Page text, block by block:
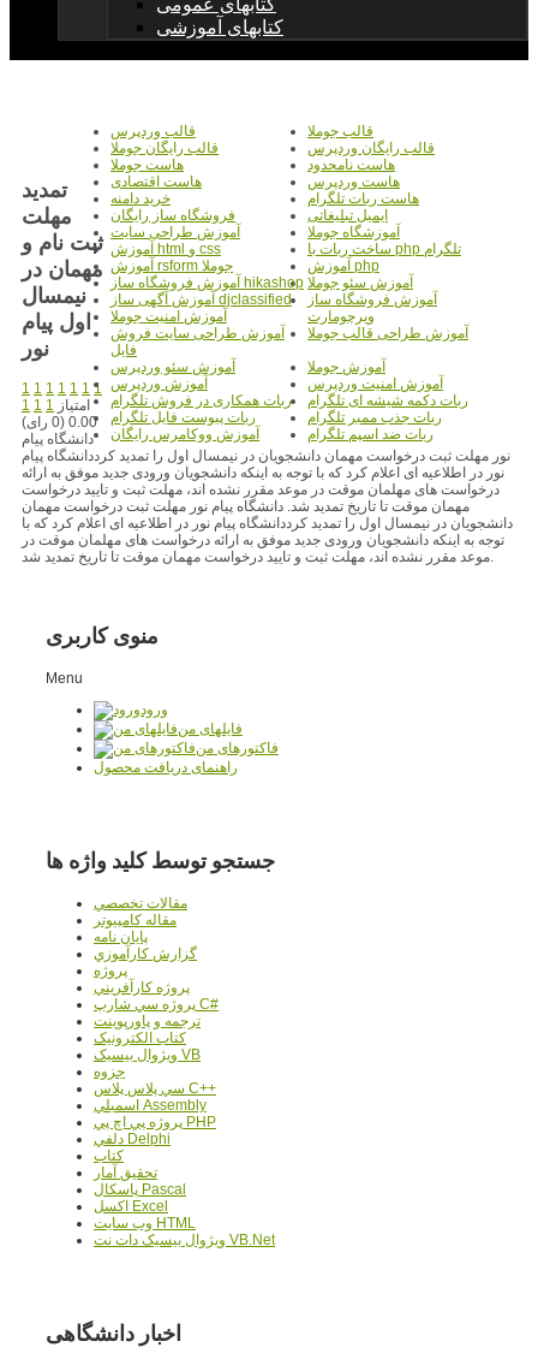
کتابهای عمومی
کتابهای آموزشی
قالب جوملا
قالب وردپرس
قالب رایگان وردپرس
قالب رایگان جوملا
هاست نامحدود
هاست جوملا
هاست وردپرس
هاست اقتصادی
هاست ربات تلگرام
خرید دامنه
ایمیل تبلیغاتی
فروشگاه ساز رایگان
آموزشگاه جوملا
آموزش طراحی سایت
ساخت ربات با php تلگرام
آموزش html و css
آموزش php
آموزش rsform جوملا
آموزش سئو جوملا آموزش فروشگاه ساز hikashop
آموزش فروشگاه ساز
ویرچومارت
آموزش آگهی ساز djclassified
آموزش امنیت جوملا
آموزش طراحی قالب جوملا
آموزش طراحی سایت فروش
فایل
آموزش جوملا
آموزش سئو وردپرس
آموزش امنیت وردپرس
آموزش وردپرس
ربات دکمه شیشه ای تلگرام
ربات همکاری در فروش تلگرام
ربات جذب ممبر تلگرام
ربات پیوست فایل تلگرام
ربات ضد اسپم تلگرام
آموزش ووکامرس رایگان
تمدید
مهلت
ثبت نام و
مهمان در
نیمسال
اول پیام
نور
1 1 1 1 1 1 1
1 1 1 امتیاز
0.00 (0 رای)
دانشگاه پیام
نور مهلت ثبت درخواست مهمان دانشجویان در نیمسال اول را تمدید کرددانشگاه پیام
نور در اطلاعیه ای اعلام کرد که با توجه به اینکه دانشجویان ورودی جدید موفق به ارائه
درخواست های مهلمان موقت در موعد مقرر نشده اند، مهلت ثبت و تایید درخواست
مهمان موقت تا تاریخ تمدید شد. دانشگاه پیام نور مهلت ثبت درخواست مهمان
دانشجویان در نیمسال اول را تمدید کرددانشگاه پیام نور در اطلاعیه ای اعلام کرد که با
توجه به اینکه دانشجویان ورودی جدید موفق به ارائه درخواست های مهلمان موقت در
موعد مقرر نشده اند، مهلت ثبت و تایید درخواست مهمان موقت تا تاریخ تمدید شد.
منوی کاربری
Menu
ورود
فایلهای من
فاکتورهای من
راهنمای دریافت محصول
جستجو توسط کلید واژه ها
مقالات تخصصي
مقاله کامپیوتر
پایان نامه
گزارش کارآموزي
پروژه
پروژه کارآفريني
پروژه سي شارپ C#
ترجمه و پاورپوينت
کتاب الکترونيک
ويژوال بيسيک VB
جزوه
سي پلاس پلاس C++
اسمبلي Assembly
پروژه پي اچ پي PHP
دلفي Delphi
کتاب
تحقيق آمار
پاسکال Pascal
اکسل Excel
وب سايت HTML
ويژوال بيسيک دات نت VB.Net
اخبار دانشگاهی